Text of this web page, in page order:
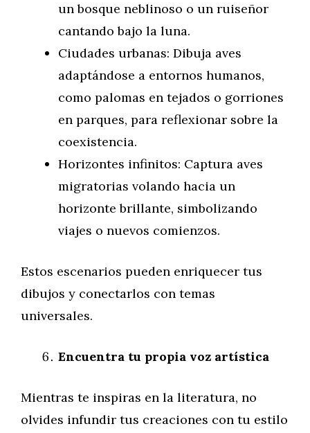
un bosque neblinoso o un ruiseñor
cantando bajo la luna.
Ciudades urbanas: Dibuja aves
adaptándose a entornos humanos,
como palomas en tejados o gorriones
en parques, para reflexionar sobre la
coexistencia.
Horizontes infinitos: Captura aves
migratorias volando hacia un
horizonte brillante, simbolizando
viajes o nuevos comienzos.
Estos escenarios pueden enriquecer tus
dibujos y conectarlos con temas
universales.
Encuentra tu propia voz artística
Mientras te inspiras en la literatura, no
olvides infundir tus creaciones con tu estilo